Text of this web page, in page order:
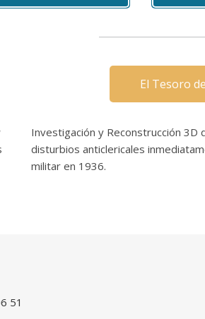
El Tesoro
Investigación y Reconstrucción
disturbios anticlericales
militar en 1936.
51